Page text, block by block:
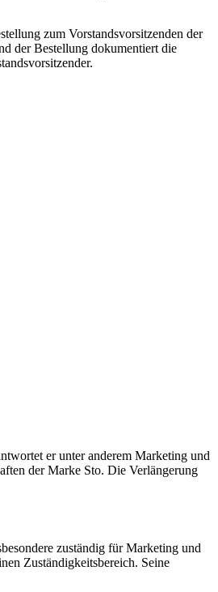
zum Vorstandsvorsitzenden der
der Bestellung dokumentiert die
er unter anderem Marketing und
der Marke Sto. Die Verlängerung
zuständig für Marketing und
Zuständigkeitsbereich. Seine